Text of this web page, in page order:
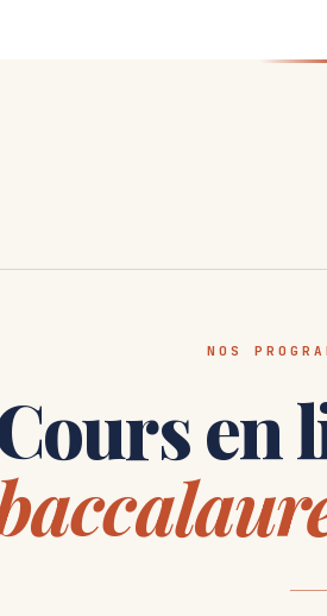
NOS
en